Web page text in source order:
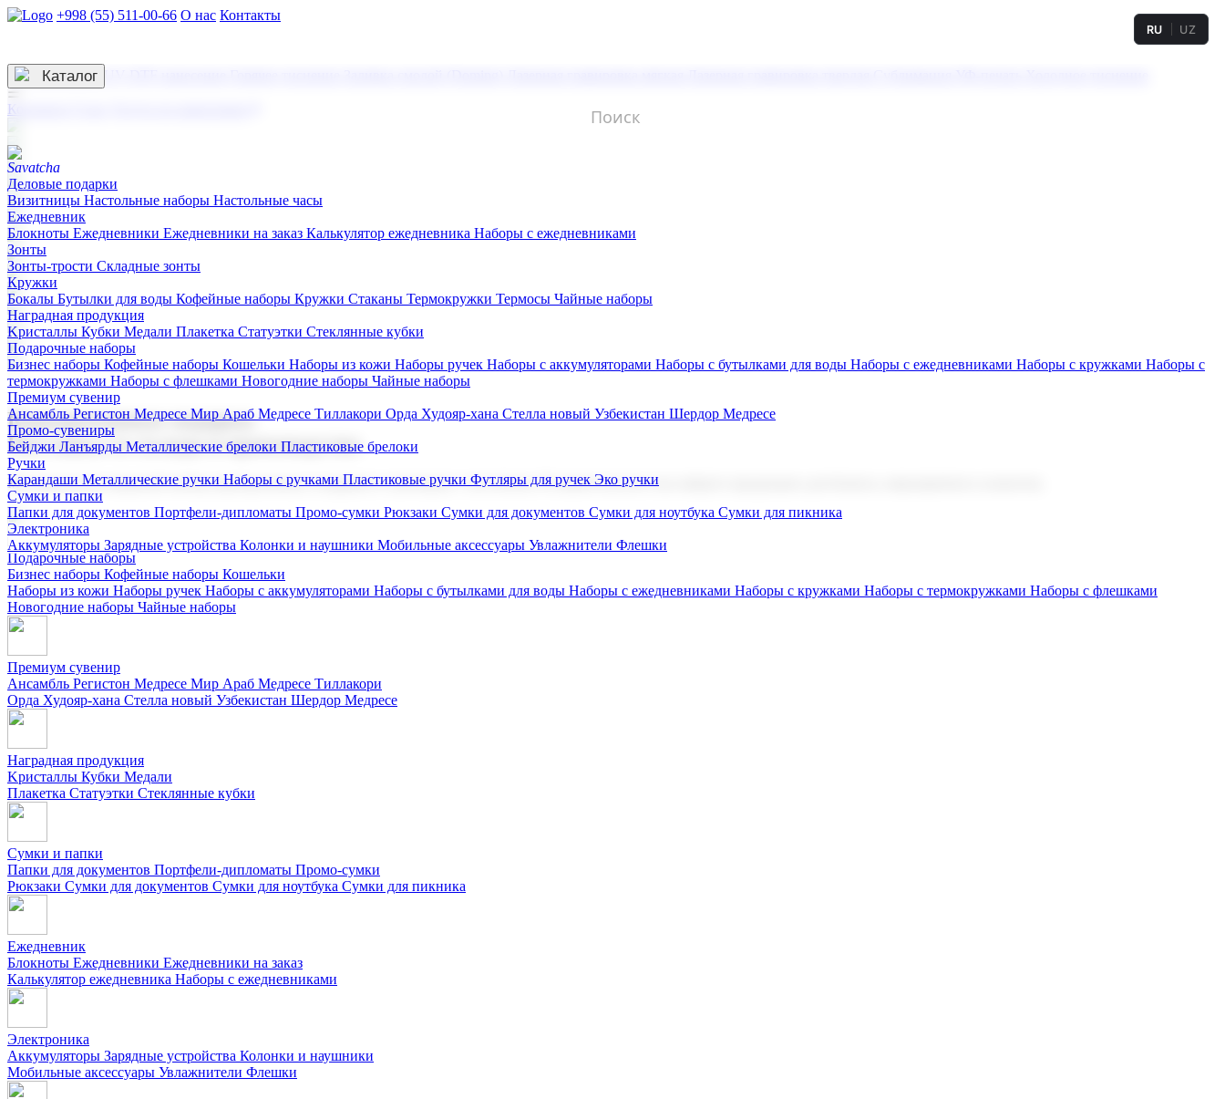
+998 (55) 511-00-66 О нас Контакты
3D гравировка
RU UZ
☰
Контакты
Каталог
Деловые подарки
Визитницы Настольные наборы Настольные часы
Ежедневник
Блокноты Ежедневники Ежедневники на заказ Калькулятор ежедневника Наборы с ежедневниками
Зонты
Зонты-трости Складные зонты
Кружки
Бокалы Бутылки для воды Кофейные наборы Кружки Стаканы Термокружки Термосы Чайные наборы
Наградная продукция
Kристаллы Кубки Медали Плакетка Статуэтки Стеклянные кубки
Подарочные наборы
Бизнес наборы Кофейные наборы Кошельки Наборы из кожи Наборы ручек Наборы с аккумуляторами Наборы с бутылками для воды Наборы с ежедневниками Наборы с кружками Наборы с
термокружками Наборы с флешками Новогодние наборы Чайные наборы
Премиум сувенир
Ансамбль Регистон Медресе Мир Араб Медресе Тиллакори Орда Худояр-хана Стелла новый Узбекистан Шердор Медресе
Промо-сувениры
Бейджи Ланъярды Металлические брелоки Пластиковые брелоки
Ручки
Карандаши Металлические ручки Наборы с ручками Пластиковые ручки Футляры для ручек Эко ручки
Сумки и папки
Папки для документов Портфели-дипломаты Промо-сумки Рюкзаки Сумки для документов Сумки для ноутбука Сумки для пикника
Электроника
Аккумуляторы Зарядные устройства Колонки и наушники Мобильные аксессуары Увлажнители Флешки
Корпоративные подарки
Поставка со склада и производство
Мы предлагаем широкий выбор корпоративных подарков и сувениров с логотипом. В нашем каталоге вы найдете продукцию для бизнеса, мероприятия и клиентов.
Подарочные наборы
Бизнес наборы Кофейные наборы Кошельки
Наборы из кожи Наборы ручек Наборы с аккумуляторами Наборы с бутылками для воды Наборы с ежедневниками Наборы с кружками Наборы с термокружками Наборы с флешками
Новогодние наборы Чайные наборы
Премиум сувенир
Ансамбль Регистон Медресе Мир Араб Медресе Тиллакори
Орда Худояр-хана Стелла новый Узбекистан Шердор Медресе
Наградная продукция
Kристаллы Кубки Медали
Плакетка Статуэтки Стеклянные кубки
Сумки и папки
Папки для документов Портфели-дипломаты Промо-сумки
Рюкзаки Сумки для документов Сумки для ноутбука Сумки для пикника
Ежедневник
Блокноты Ежедневники Ежедневники на заказ
Калькулятор ежедневника Наборы с ежедневниками
Электроника
Аккумуляторы Зарядные устройства Колонки и наушники
Мобильные аксессуары Увлажнители Флешки